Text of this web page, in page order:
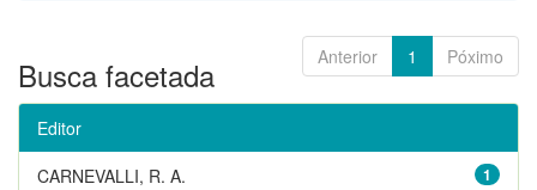
Anterior 1 Póximo
Busca facetada
Editor
1
CARNEVALLI, R. A.